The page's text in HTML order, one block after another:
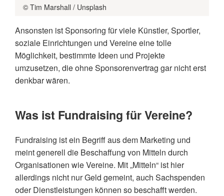
© Tim Marshall / Unsplash
Ansonsten ist Sponsoring für viele Künstler, Sportler,
soziale Einrichtungen und Vereine eine tolle
Möglichkeit, bestimmte Ideen und Projekte
umzusetzen, die ohne Sponsorenvertrag gar nicht erst
denkbar wären.
Was ist Fundraising für Vereine?
Fundraising ist ein Begriff aus dem Marketing und
meint generell die Beschaffung von Mitteln durch
Organisationen wie Vereine. Mit „Mitteln“ ist hier
allerdings nicht nur Geld gemeint, auch Sachspenden
oder Dienstleistungen können so beschafft werden.